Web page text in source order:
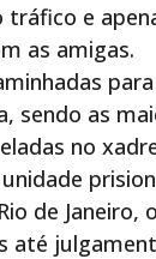
tráfico e
as amigas.
para
sendo as
no
de Janeiro,
até